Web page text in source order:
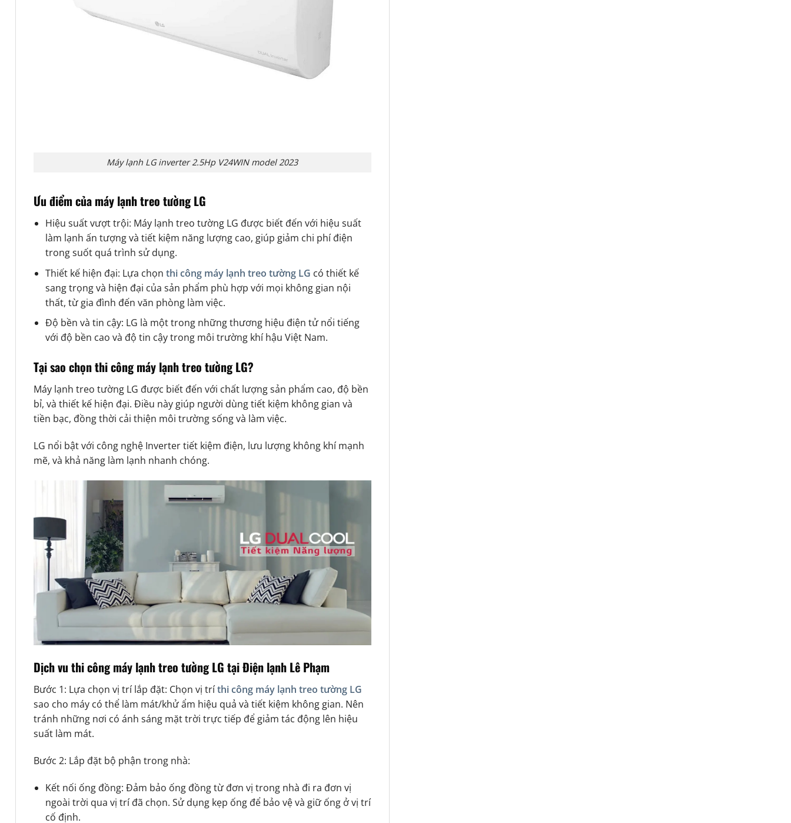
Máy lạnh LG inverter 2.5Hp V24WIN model 2023
Ưu điểm của máy lạnh treo tường LG
Hiệu suất vượt trội: Máy lạnh treo tường LG được biết đến với hiệu suất
làm lạnh ấn tượng và tiết kiệm năng lượng cao, giúp giảm chi phí điện
trong suốt quá trình sử dụng.
Thiết kế hiện đại: Lựa chọnthi công máy lạnh treo tường LG có thiết kế
sang trọng và hiện đại của sản phẩm phù hợp với mọi không gian nội
thất, từ gia đình đến văn phòng làm việc.
Độ bền và tin cậy: LG là một trong những thương hiệu điện tử nổi tiếng
với độ bền cao và độ tin cậy trong môi trường khí hậu Việt Nam.
Tại sao chọn thi công máy lạnh treo tường LG?
Máy lạnh treo tường LG được biết đến với chất lượng sản phẩm cao, độ bền
bỉ, và thiết kế hiện đại. Điều này giúp người dùng tiết kiệm không gian và
tiền bạc, đồng thời cải thiện môi trường sống và làm việc.
LG nổi bật với công nghệ Inverter tiết kiệm điện, lưu lượng không khí mạnh
mẽ, và khả năng làm lạnh nhanh chóng.
Dịch vu thi công máy lạnh treo tường LG tại Điện lạnh Lê Phạm
Bước 1: Lựa chọn vị trí lắp đặt: Chọn vị tríthi công máy lạnh treo tường LG
sao cho máy có thể làm mát/khử ẩm hiệu quả và tiết kiệm không gian. Nên
tránh những nơi có ánh sáng mặt trời trực tiếp để giảm tác động lên hiệu
suất làm mát.
Bước 2: Lắp đặt bộ phận trong nhà:
Kết nối ống đồng: Đảm bảo ống đồng từ đơn vị trong nhà đi ra đơn vị
ngoài trời qua vị trí đã chọn. Sử dụng kẹp ống để bảo vệ và giữ ống ở vị trí
cố định.